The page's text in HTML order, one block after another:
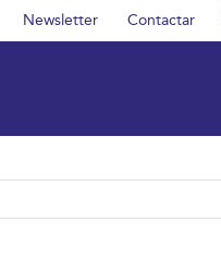
Newsletter Contactar